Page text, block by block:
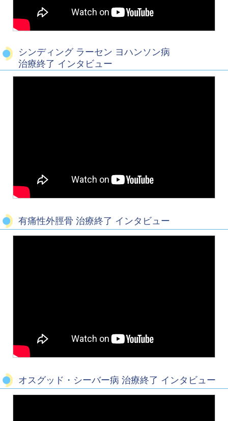
シンディング ラーセン ヨハンソン病
治療終了 インタビュー
有痛性外脛骨 治療終了 インタビュー
オスグッド・シーバー病 治療終了 インタビュー